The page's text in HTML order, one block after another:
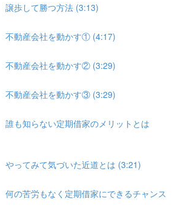
歩して勝つ方法 (3:13)
動産会社を動かす① (4:17)
動産会社を動かす② (3:29)
動産会社を動かす③ (3:29)
も知らない定期借家のメリットとは
ってみて気づいた近道とは (3:21)
の苦労もなく定期借家にできるチャンス